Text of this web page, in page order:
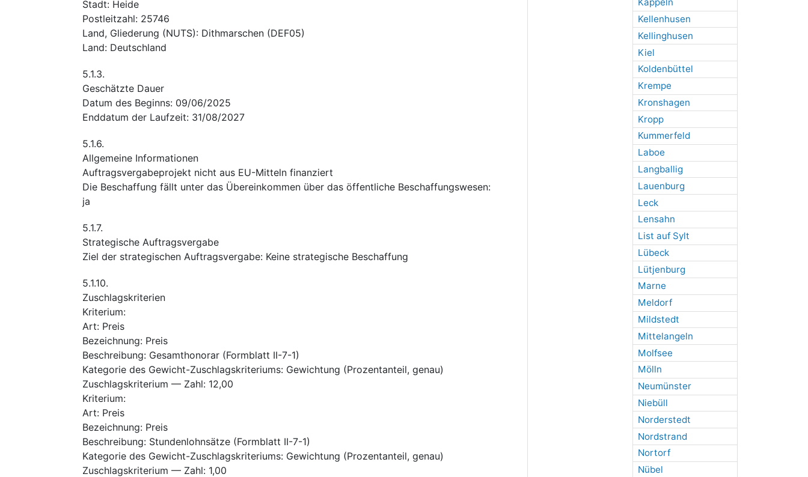
Kellenhusen
Kellinghusen
Kiel
Koldenbüttel
Krempe
Kronshagen
Kropp
Kummerfeld
Laboe
Langballig
Lauenburg
Leck
Lensahn
List auf Sylt
Lübeck
Lütjenburg
Marne
Meldorf
Mildstedt
Mittelangeln
Molfsee
Mölln
Neumünster
Niebüll
Norderstedt
Nordstrand
Nortorf
Nübel
Stadt: Heide
Postleitzahl: 25746
Land, Gliederung (NUTS): Dithmarschen (DEF05)
Land: Deutschland
5.1.3.
Geschätzte Dauer
Datum des Beginns: 09/06/2025
Enddatum der Laufzeit: 31/08/2027
5.1.6.
Allgemeine Informationen
Auftragsvergabeprojekt nicht aus EU-Mitteln finanziert
Die Beschaffung fällt unter das Übereinkommen über das öffentliche Beschaffungswesen:
ja
5.1.7.
Strategische Auftragsvergabe
Ziel der strategischen Auftragsvergabe: Keine strategische Beschaffung
5.1.10.
Zuschlagskriterien
Kriterium:
Art: Preis
Bezeichnung: Preis
Beschreibung: Gesamthonorar (Formblatt II-7-1)
Kategorie des Gewicht-Zuschlagskriteriums: Gewichtung (Prozentanteil, genau)
Zuschlagskriterium — Zahl: 12,00
Kriterium:
Art: Preis
Bezeichnung: Preis
Beschreibung: Stundenlohnsätze (Formblatt II-7-1)
Kategorie des Gewicht-Zuschlagskriteriums: Gewichtung (Prozentanteil, genau)
Zuschlagskriterium — Zahl: 1,00